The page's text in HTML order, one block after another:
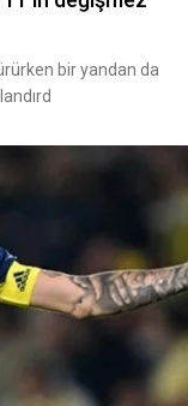
bir yandan da